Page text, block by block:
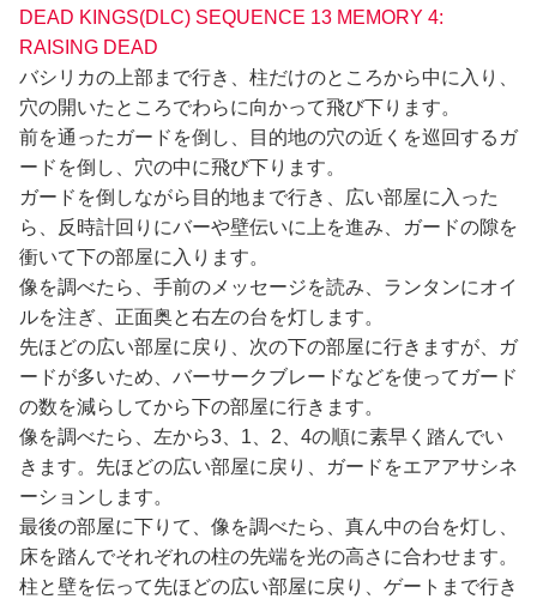
DEAD KINGS(DLC) SEQUENCE 13 MEMORY 4:
RAISING DEAD
バシリカの上部まで行き、柱だけのところから中に入り、
穴の開いたところでわらに向かって飛び下ります。
前を通ったガードを倒し、目的地の穴の近くを巡回するガ
ードを倒し、穴の中に飛び下ります。
ガードを倒しながら目的地まで行き、広い部屋に入った
ら、反時計回りにバーや壁伝いに上を進み、ガードの隙を
衝いて下の部屋に入ります。
像を調べたら、手前のメッセージを読み、ランタンにオイ
ルを注ぎ、正面奥と右左の台を灯します。
先ほどの広い部屋に戻り、次の下の部屋に行きますが、ガ
ードが多いため、バーサークブレードなどを使ってガード
の数を減らしてから下の部屋に行きます。
像を調べたら、左から3、1、2、4の順に素早く踏んでい
きます。先ほどの広い部屋に戻り、ガードをエアアサシネ
ーションします。
最後の部屋に下りて、像を調べたら、真ん中の台を灯し、
床を踏んでそれぞれの柱の先端を光の高さに合わせます。
柱と壁を伝って先ほどの広い部屋に戻り、ゲートまで行き